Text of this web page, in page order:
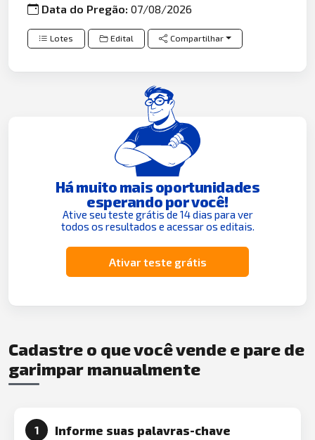
Data do Pregão:07/08/2026
Lotes Edital Compartilhar
Há muito mais oportunidades
esperando por você!
Ative seu teste grátis de 14 dias para ver
todos os resultados e acessar os editais.
Ativar teste grátis
Cadastre o que você vende e pare de
garimpar manualmente
1 Informe suas palavras-chave